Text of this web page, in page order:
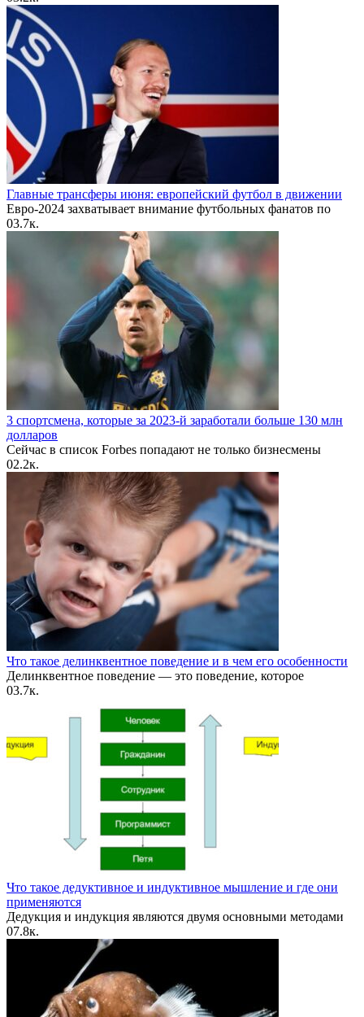
Главные трансферы июня: европейский футбол в движении
Евро-2024 захватывает внимание футбольных фанатов по
03.7к.
3 спортсмена, которые за 2023-й заработали больше 130 млн
долларов
Сейчас в список Forbes попадают не только бизнесмены
02.2к.
Что такое делинквентное поведение и в чем его особенности
Делинквентное поведение — это поведение, которое
03.7к.
Что такое дедуктивное и индуктивное мышление и где они
применяются
Дедукция и индукция являются двумя основными методами
07.8к.